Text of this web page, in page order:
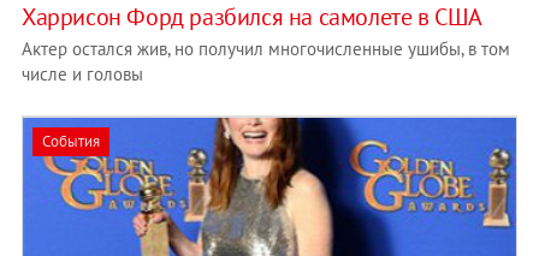
Харрисон Форд разбился на самолете в США
Актер остался жив, но получил многочисленные ушибы, в том
числе и головы
События